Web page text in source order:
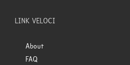
LINK VELOCI
About
FAQ